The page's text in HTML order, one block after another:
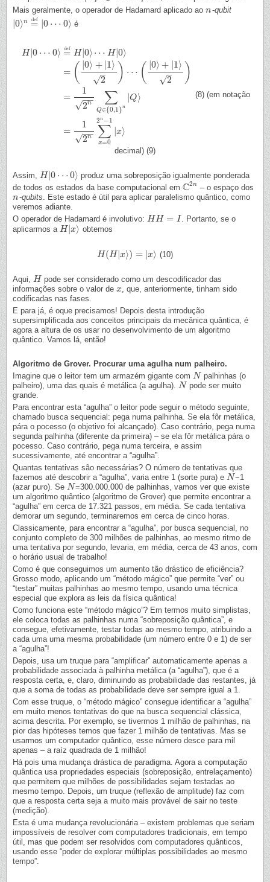
Mais geralmente, o operador de Hadamard aplicado ao n
n -qubit
0⟩n =
def |0 ⋯ 0⟩
0⟩n= de 0⋯0⟩ é
H |0 ⋯ 0⟩ =
def
H| 0⟩ ⋯ H| 0⟩
= ( |0⟩ + 1⟩
2
–
√ ) ⋯ ( 0⟩ + 1⟩
2
–
√ )
=
1
2n
−−
√ ∑
Q∈{0,1}n
Q⟩
=
1
2n
−−
√ ∑
x=0
2n −1
x⟩
H|0 ⟩⋯H|0 (|0 ⟩+ ⟩2)⋯ ∑Q ∈{0, 1}n|Q⟩=1 ∑x
(8) (em notação
decimal) (9)
Assim, H| 0 ⋯0⟩
H|0⋯ 0
produz uma sobreposição igualmente ponderada
de todos os estados da base computacional em C2n
C2n – o espaço dos
n
n -qubits . Este estado é útil para aplicar paralelismo quântico, como
veremos adiante.
O operador de Hadamard é involutivo: HH = I
HH=
. Portanto, se o
aplicarmos a H| x⟩
H| x⟩ obtemos
H(H |x⟩) = x⟩
H( H|x )=| x (10)
Aqui, H
H pode ser considerado como um descodificador das
informações sobre o valor de x
x
, que, anteriormente, tinham sido
codificadas nas fases.
E para já, é oque precisamos! Depois desta introdução
supersimplificada aos conceitos principais da mecânica quântica, é
agora a altura de os usar no desenvolvimento de um algoritmo
quântico. Vamos lá, então!
Algoritmo de Grover. Procurar uma agulha num palheiro.
Imagine que o leitor tem um armazém gigante com N
N palhinhas (o
palheiro), uma das quais é metálica (a agulha). N
N pode ser muito
grande.
Para encontrar esta “agulha” o leitor pode seguir o método seguinte,
chamado busca sequencial: pega numa palhinha. Se ela fôr metálica,
pára o pocesso (o objetivo foi alcançado). Caso contrário, pega numa
segunda palhinha (diferente da primeira) – se ela fôr metálica pára o
pocesso. Caso contrário, pega numa terceira, e assim
sucessivamente, até encontrar a “agulha”.
Quantas tentativas são necessárias? O número de tentativas que
fazemos até descobrir a “agulha”, varia entre 1 (sorte pura) e N
N −1
(azar puro). Se N
N =300.000.000 de palhinhas, vamos ver que existe
um algoritmo quântico (algoritmo de Grover) que permite encontrar a
“agulha” em cerca de 17.321 passos, em média. Se cada tentativa
demorar um segundo, terminaremos em cerca de cinco horas.
Classicamente, para encontrar a “agulha”, por busca sequencial, no
conjunto completo de 300 milhões de palhinhas, ao mesmo ritmo de
uma tentativa por segundo, levaria, em média, cerca de 43 anos, com
o horário usual de trabalho!
Como é que conseguimos um aumento tão drástico de eficiência?
Grosso modo, aplicando um “método mágico” que permite “ver” ou
“testar” muitas palhinhas ao mesmo tempo, usando uma técnica
especial que explora as leis da física quântica!
Como funciona este “método mágico”? Em termos muito simplistas,
ele coloca todas as palhinhas numa “sobreposição quântica”, e
consegue, efetivamente, testar todas ao mesmo tempo, atribuindo a
cada uma uma mesma probabilidade (um número entre 0 e 1) de ser
a “agulha”!
Depois, usa um truque para “amplificar” automaticamente apenas a
probabilidade associada à palhinha metálica (a “agulha”), que é a
resposta certa, e, claro, diminuindo as probabilidade das restantes, já
que a soma de todas as probabilidade deve ser sempre igual a 1.
Com esse truque, o “método mágico” consegue identificar a “agulha”
em muito menos tentativas do que na busca sequencial clássica,
acima descrita. Por exemplo, se tivermos 1 milhão de palhinhas, na
pior das hipóteses temos que fazer 1 milhão de tentativas. Mas se
usarmos um computador quântico, esse número desce para mil
apenas – a raíz quadrada de 1 milhão!
Há pois uma mudança drástica de paradigma. Agora a computação
quântica usa propriedades especiais (sobreposição, entrelaçamento)
que permitem que milhões de possibilidades sejam testadas ao
mesmo tempo. Depois, um truque (reflexão de amplitude) faz com
que a resposta certa seja a muito mais provável de sair no teste
(medição).
Esta é uma mudança revolucionária – existem problemas que seriam
impossíveis de resolver com computadores tradicionais, em tempo
útil, mas que podem ser resolvidos com computadores quânticos,
usando esse “poder de explorar múltiplas possibilidades ao mesmo
tempo”.